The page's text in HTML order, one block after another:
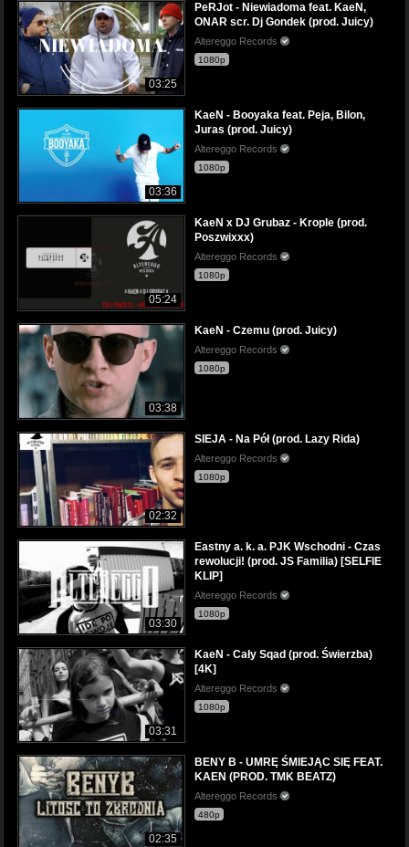
03:25
PeRJot - Niewiadoma feat. KaeN,
ONAR scr. Dj Gondek (prod. Juicy)
Altereggo Records
1080p
03:36
KaeN - Booyaka feat. Peja, Bilon,
Juras (prod. Juicy)
Altereggo Records
1080p
05:24
KaeN x DJ Grubaz - Krople (prod.
Poszwixxx)
Altereggo Records
1080p
03:38
KaeN - Czemu (prod. Juicy)
Altereggo Records
1080p
02:32
SIEJA - Na Pół (prod. Lazy Rida)
Altereggo Records
1080p
03:30
Eastny a. k. a. PJK Wschodni - Czas
rewolucji! (prod. JS Familia) [SELFIE
KLIP]
Altereggo Records
1080p
03:31
KaeN - Cały Sqad (prod. Świerzba)
[4K]
Altereggo Records
1080p
02:35
BENY B - UMRĘ ŚMIEJĄC SIĘ FEAT.
KAEN (PROD. TMK BEATZ)
Altereggo Records
480p